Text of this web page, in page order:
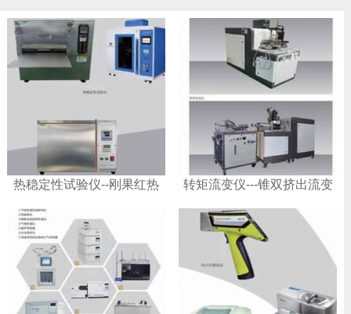
热稳定性试验仪--刚果红热
转矩流变仪---锥双挤出流变